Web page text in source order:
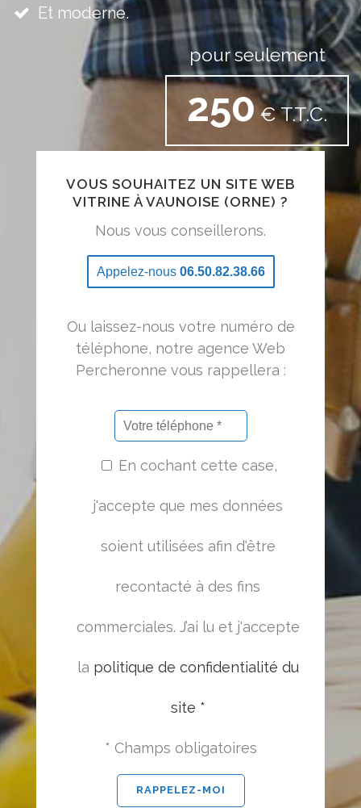
Et moderne.
pour seulement
250€ T.T.C.
VOUS SOUHAITEZ UN SITE WEB
VITRINE À VAUNOISE (ORNE) ?
Nous vous conseillerons.
Appelez-nous 06.50.82.38.66
Ou laissez-nous votre numéro de
téléphone, notre agence Web
Percheronne vous rappellera :
En cochant cette case,
j'accepte que mes données
soient utilisées afin d'être
recontacté à des fins
commerciales. J’ai lu et j'accepte
la politique de confidentialité du
site *
* Champs obligatoires